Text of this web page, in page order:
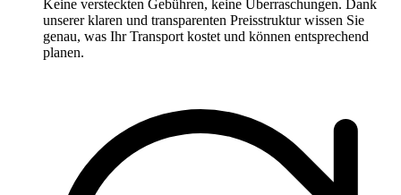
Keine versteckten Gebühren, keine Überraschungen. Dank
unserer klaren und transparenten Preisstruktur wissen Sie
genau, was Ihr Transport kostet und können entsprechend
planen.